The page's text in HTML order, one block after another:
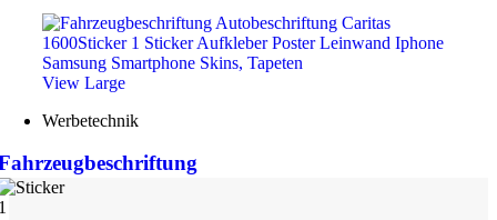
View Large
Werbetechnik